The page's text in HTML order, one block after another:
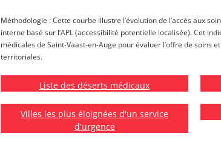
Méthodologie : Cette courbe illustre l’évolution de l’accès aux
interne basé sur l’APL (accessibilité potentielle localisée). Cet
médicales de Saint-Vaast-en-Auge pour évaluer l’offre de soins
territoriales.
Liste des déserts médicaux
Villes les plus éloignées d'un service
d'urgence